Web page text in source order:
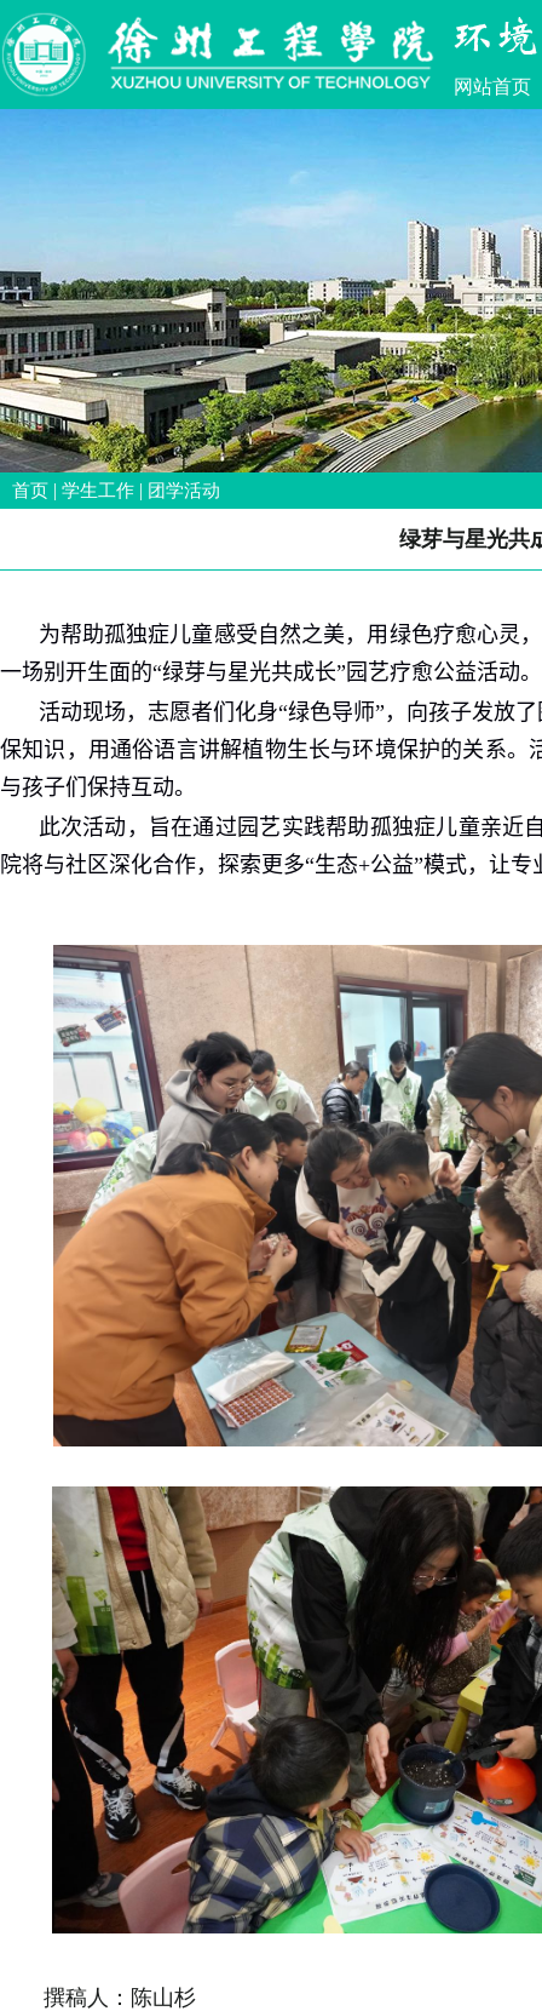
网站首页
首页 | 学生工作 | 团学活动
绿芽与星光共
为帮助孤独症儿童感受自然之美，用绿色疗愈心灵
一场别开生面的“绿芽与星光共成长” 园艺疗愈公益活动。
活动现场，志愿者们化身“绿色导师” ， 向孩子发放了
保知识，用通俗语言讲解植物生长与环境保护的关系。
与孩子们保持互动。
此次活动，旨在通过园艺实践帮助孤独症儿童亲近
院将与社区深化合作，探索更多“生态+公益”模式，让专
撰稿人：陈山杉